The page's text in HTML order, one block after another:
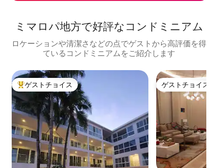
ミマロパ地方で好評なコンドミニアム
ロケーションや清潔さなどの点でゲストから高評価を得
ているコンドミニアムをご紹介します
大好評のゲストチョイスです。
ゲストチョイス ゲストチョイス
ゲストチョイス